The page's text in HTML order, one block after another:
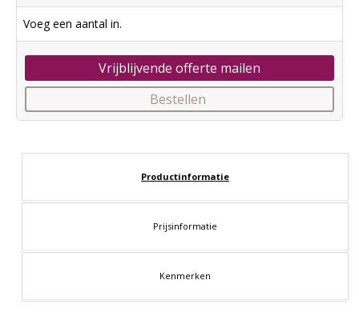
Voeg een aantal in.
Vrijblijvende offerte mailen
Bestellen
Productinformatie
Prijsinformatie
Kenmerken